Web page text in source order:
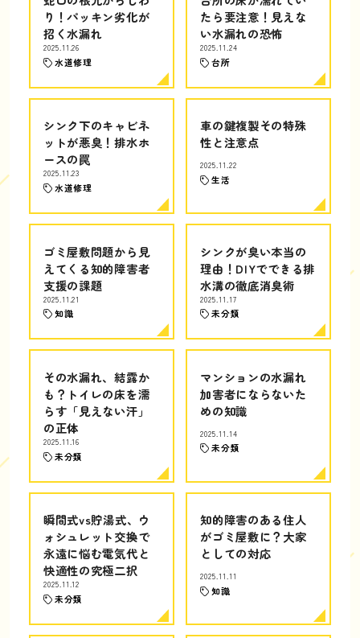
り！パッキン劣化が
招く水漏れ
2025.11.26
水道修理
たら要注意！見えな
い水漏れの恐怖
2025.11.24
台所
シンク下のキャビネ
ットが悪臭！排水ホ
ースの罠
2025.11.23
水道修理
車の鍵複製その特殊
性と注意点
2025.11.22
生活
ゴミ屋敷問題から見
えてくる知的障害者
支援の課題
2025.11.21
知識
シンクが臭い本当の
理由！DIYでできる排
水溝の徹底消臭術
2025.11.17
未分類
その水漏れ、結露か
も？トイレの床を濡
らす「見えない汗」
の正体
2025.11.16
未分類
マンションの水漏れ
加害者にならないた
めの知識
2025.11.14
未分類
瞬間式vs貯湯式、ウ
ォシュレット交換で
永遠に悩む電気代と
快適性の究極二択
2025.11.12
未分類
知的障害のある住人
がゴミ屋敷に？大家
としての対応
2025.11.11
知識